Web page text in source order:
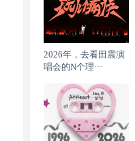
2026年，去看田震演
唱会的N个理···